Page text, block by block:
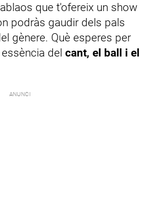
que t'ofereix un show
podràs gaudir dels pals
gènere. Què esperes per
del cant, el ball i el